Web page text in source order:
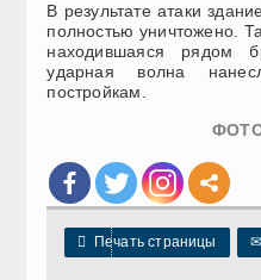
В результате атаки
полностью уничтожено.
находившаяся рядом
ударная волна
постройкам.
ФОТО
 Печать страницы ✉